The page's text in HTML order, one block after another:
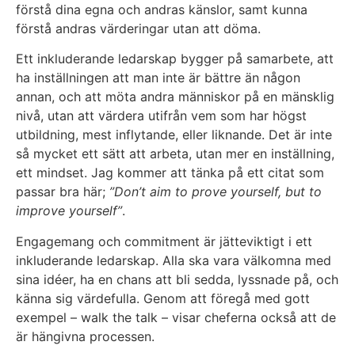
förstå dina egna och andras känslor, samt kunna
förstå andras värderingar utan att döma.
Ett inkluderande ledarskap bygger på samarbete, att
ha inställningen att man inte är bättre än någon
annan, och att möta andra människor på en mänsklig
nivå, utan att värdera utifrån vem som har högst
utbildning, mest inflytande, eller liknande. Det är inte
så mycket ett sätt att arbeta, utan mer en inställning,
ett mindset. Jag kommer att tänka på ett citat som
passar bra här; ”Don’t aim to prove yourself, but to
improve yourself”.
Engagemang och commitment är jätteviktigt i ett
inkluderande ledarskap. Alla ska vara välkomna med
sina idéer, ha en chans att bli sedda, lyssnade på, och
känna sig värdefulla. Genom att föregå med gott
exempel – walk the talk – visar cheferna också att de
är hängivna processen.